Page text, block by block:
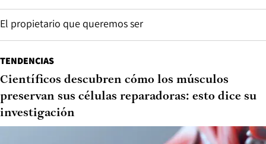
El propietario que queremos ser
TENDENCIAS
Científicos descubren cómo los músculos
preservan sus células reparadoras: esto dice su
investigación